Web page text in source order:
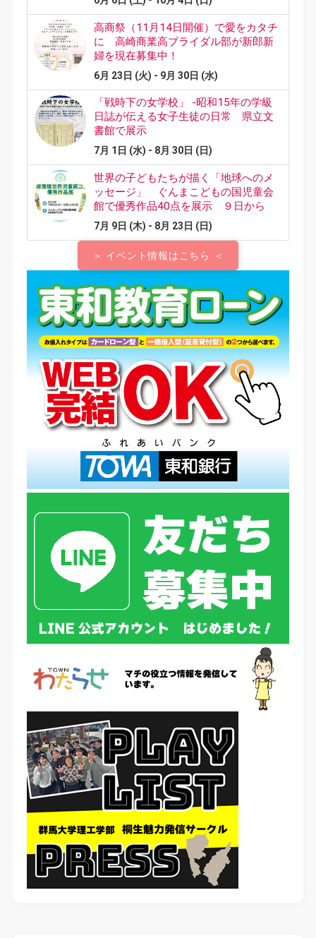
＞ イベント情報はこちら ＜